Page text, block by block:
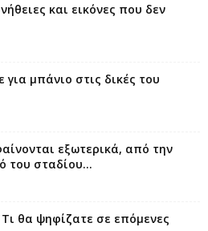
και εικόνες που δεν
μπάνιο στις δικές του
εξωτερικά, από την
του σταδίου...
θα ψηφίζατε σε επόμενες